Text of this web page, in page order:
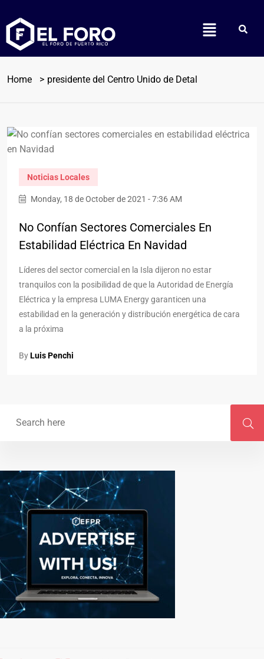
Home presidente del Centro Unido de Detal
Noticias Locales
Monday, 18 de October de 2021 - 7:36 AM
No Confían Sectores Comerciales En
Estabilidad Eléctrica En Navidad
Líderes del sector comercial en la Isla dijeron no estar
tranquilos con la posibilidad de que la Autoridad de Energía
Eléctrica y la empresa LUMA Energy garanticen una
estabilidad en la generación y distribución energética de cara
a la próxima
ByLuis Penchi